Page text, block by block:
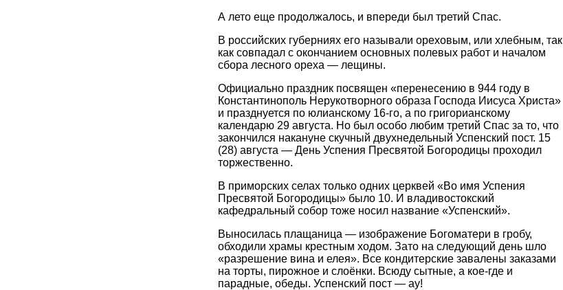
А лето еще продолжалось, и впереди был третий Спас.
В российских губерниях его называли ореховым, или хлебным, так
как совпадал с окончанием основных полевых работ и началом
сбора лесного ореха — лещины.
Официально праздник посвящен «перенесению в 944 году в
Константинополь Нерукотворного образа Господа Иисуса Христа»
и празднуется по юлианскому 16-го, а по григорианскому
календарю 29 августа. Но был особо любим третий Спас за то, что
закончился накануне скучный двухнедельный Успенский пост. 15
(28) августа — День Успения Пресвятой Богородицы проходил
торжественно.
В приморских селах только одних церквей «Во имя Успения
Пресвятой Богородицы» было 10. И владивостокский
кафедральный собор тоже носил название «Успенский».
Выносилась плащаница — изображение Богоматери в гробу,
обходили храмы крестным ходом. Зато на следующий день шло
«разрешение вина и елея». Все кондитерские завалены заказами
на торты, пирожное и слоёнки. Всюду сытные, а кое-где и
парадные, обеды. Успенский пост — ау!